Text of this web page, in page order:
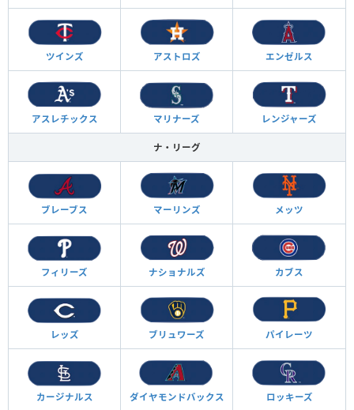
ツインズ アストロズ エンゼルス
アスレチックス マリナーズ レンジャーズ
ナ・リーグ
ブレーブス マーリンズ メッツ
フィリーズ ナショナルズ カブス
レッズ ブリュワーズ パイレーツ
カージナルス ダイヤモンドバックス ロッキーズ